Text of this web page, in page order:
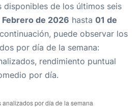
de los últimos seis
de 2026 hasta 01 de
puede observar los
por día de la semana:
rendimiento puntual
por día.